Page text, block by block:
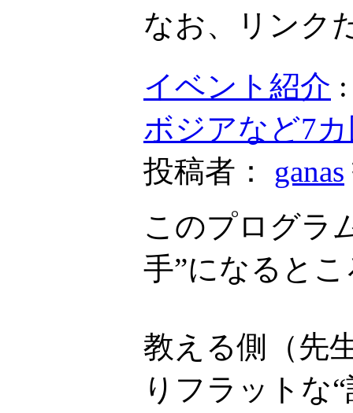
なお、リンク
イベント紹介
ボジアなど7
投稿者： ganas
このプログラ
手”になると
教える側（先
りフラットな